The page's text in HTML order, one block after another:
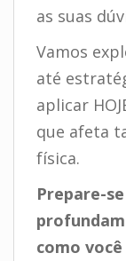
as suas
Vamos
até
aplicar
que afeta
física.
Prepare-
como